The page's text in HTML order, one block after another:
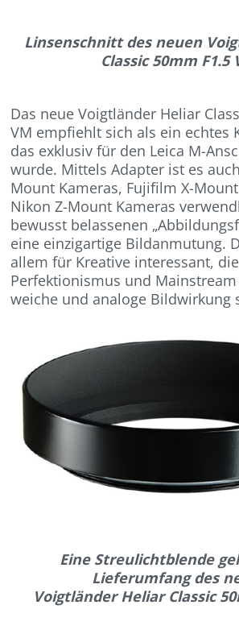
Linsenschnitt des neuen
Classic 50mm F1.5
Das neue Voigtländer Heliar
VM empfiehlt sich als ein echtes
das exklusiv für den Leica M-
wurde. Mittels Adapter ist es
Mount Kameras, Fujifilm X-
Nikon Z-Mount Kameras
bewusst belassenen
eine einzigartige Bildanmutung.
allem für Kreative interessant,
Perfektionismus und
weiche und analoge Bildwirkung
Eine Streulichtblende
Lieferumfang des
Voigtländer Heliar Classic